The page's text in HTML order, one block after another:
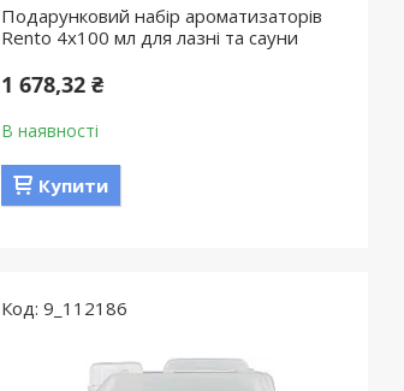
Подарунковий набір ароматизаторів
Rento 4х100 мл для лазні та сауни
1 678,32 ₴
В наявності
Купити
9_112186